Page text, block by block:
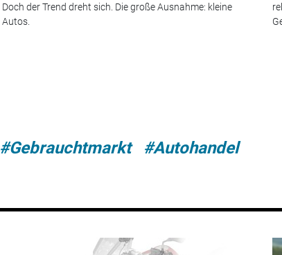
Doch der Trend dreht sich. Die große Ausnahme: kleine
Autos.
#Gebrauchtmarkt #Autohandel